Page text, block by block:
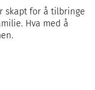
skapt for å tilbringe
Hva med å